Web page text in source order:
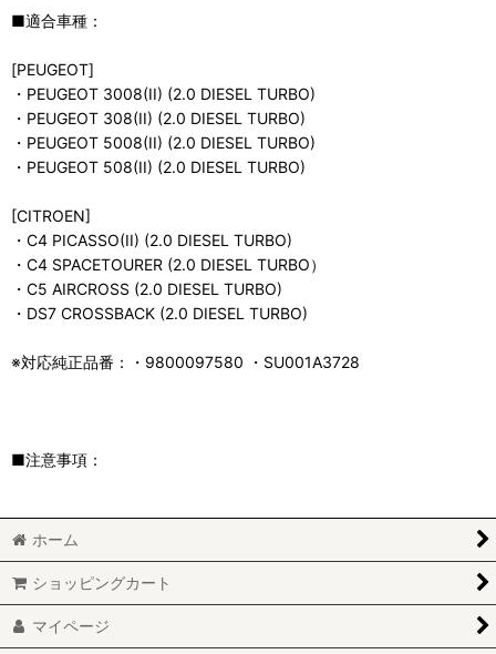
■適合車種：
[PEUGEOT]
・PEUGEOT 3008(II) (2.0 DIESEL TURBO)
・PEUGEOT 308(II) (2.0 DIESEL TURBO)
・PEUGEOT 5008(II) (2.0 DIESEL TURBO)
・PEUGEOT 508(II) (2.0 DIESEL TURBO)
[CITROEN]
・C4 PICASSO(II) (2.0 DIESEL TURBO)
・C4 SPACETOURER (2.0 DIESEL TURBO）
・C5 AIRCROSS (2.0 DIESEL TURBO)
・DS7 CROSSBACK (2.0 DIESEL TURBO)
※対応純正品番：・9800097580 ・SU001A3728
■注意事項：
ホーム
ショッピングカート
マイページ